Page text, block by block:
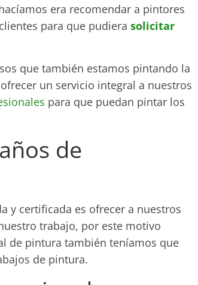
era recomendar a pintores
para que pudiera solicitar
que también estamos pintando la
un servicio integral a nuestros
para que puedan pintar los
de
y certificada es ofrecer a nuestros
trabajo, por este motivo
de pintura también teníamos que
de pintura.